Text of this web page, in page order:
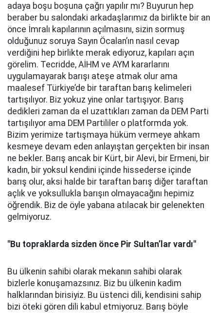
adaya boşu boşuna çağrı yapılır mı? Buyurun hep
beraber bu salondaki arkadaşlarımız da birlikte bir an
önce İmralı kapılarının açılmasını, sizin sormuş
olduğunuz soruya Sayın Öcalan’ın nasıl cevap
verdiğini hep birlikte merak ediyoruz, kapıları açın
görelim. Tecridde, AİHM ve AYM kararlarını
uygulamayarak barışı ateşe atmak olur ama
maalesef Türkiye’de bir taraftan barış kelimeleri
tartışılıyor. Biz yokuz yine onlar tartışıyor. Barış
dedikleri zaman da el uzattıkları zaman da DEM Parti
tartışılıyor ama DEM Partililer o platformda yok.
Bizim yerimize tartışmaya hüküm vermeye ahkam
kesmeye devam eden anlayıştan gerçekten bir insan
ne bekler. Barış ancak bir Kürt, bir Alevi, bir Ermeni, bir
kadın, bir yoksul kendini içinde hissederse içinde
barış olur, aksi halde bir taraftan barış diğer taraftan
açlık ve yoksullukla barışın olmayacağını hepimiz
öğrendik. Biz de öyle yabana atılacak bir gelenekten
gelmiyoruz.
"Bu topraklarda sizden önce Pir Sultan’lar vardı"
Bu ülkenin sahibi olarak mekanın sahibi olarak
bizlerle konuşamazsınız. Biz bu ülkenin kadim
halklarından birisiyiz. Bu üstenci dili, kendisini sahip
bizi öteki gören dili kabul etmiyoruz. Barış böyle